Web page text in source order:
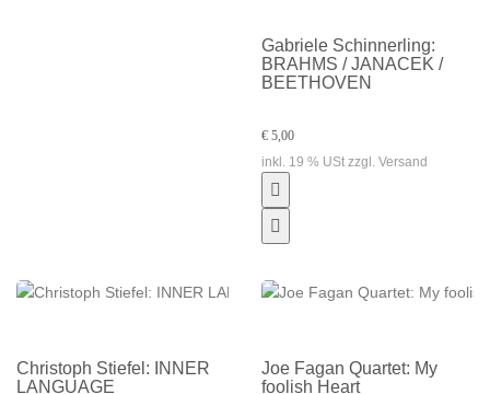
Gabriele Schinnerling:
BRAHMS / JANACEK /
BEETHOVEN
€ 5,00
inkl. 19 % USt zzgl. Versand
Christoph Stiefel: INNER
LANGUAGE
Joe Fagan Quartet: My
foolish Heart